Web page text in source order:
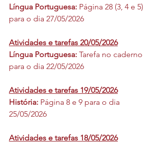
Língua Portuguesa: Página 28 (3, 4 e 5)
para o dia 27/05/2026
Atividades e tarefas 20/05/2026
Língua Portuguesa: Tarefa no caderno
para o dia 22/05/2026
Atividades e tarefas 19/05/2026
História: Página 8 e 9 para o dia
25/05/2026
Atividades e tarefas 18/05/2026